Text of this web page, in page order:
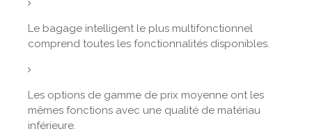
Le bagage intelligent le plus multifonctionnel
comprend toutes les fonctionnalités disponibles.
Les options de gamme de prix moyenne ont les
mêmes fonctions avec une qualité de matériau
inférieure.